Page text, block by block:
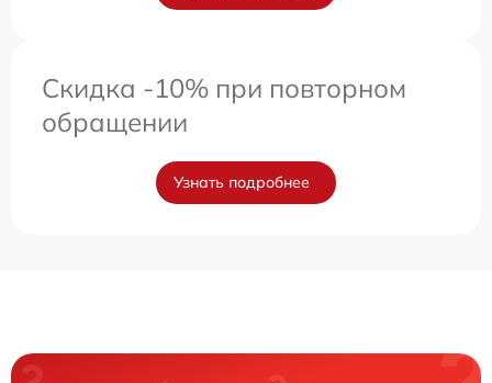
Скидка -10% при повторном
обращении
Узнать подробнее